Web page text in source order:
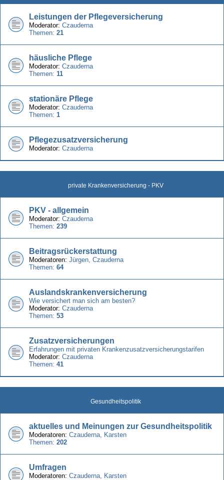
Leistungen der Pflegeversicherung
Moderator: Czauderna
Themen: 21
häusliche Pflege
Moderator: Czauderna
Themen: 11
stationäre Pflege
Moderator: Czauderna
Themen: 1
Pflegezusatzversicherung
Moderator: Czauderna
private Krankenversicherung - PKV
PKV - allgemein
Moderator: Czauderna
Themen: 239
Beitragsrückerstattung
Moderatoren: Jürgen, Czauderna
Themen: 64
Auslandskrankenversicherung
Wie versichert man sich am besten?
Moderator: Czauderna
Themen: 53
Zusatzversicherungen
Erfahrungen mit privaten Krankenzusatzversicherungstarifen
Moderator: Czauderna
Themen: 41
Gesundheitspolitik
aktuelles und Meinungen zur Gesundheitspolitik
Moderatoren: Czauderna, Karsten
Themen: 202
Umfragen
Moderatoren: Czauderna, Karsten